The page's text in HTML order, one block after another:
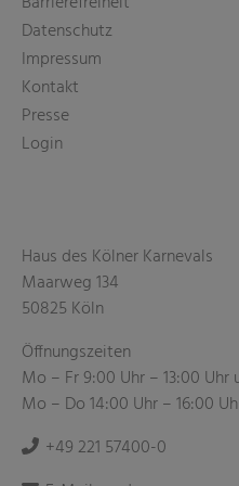
Datenschutz
Impressum
Kontakt
Presse
Login
Haus des Kölner Karnevals
Maarweg 134
50825 Köln
Öffnungszeiten
Mo – Fr 9:00 Uhr – 13:00 Uhr
Mo – Do 14:00 Uhr – 16:00
+49 221 57400-0